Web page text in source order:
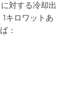
対する冷却出
キロワットあ
：